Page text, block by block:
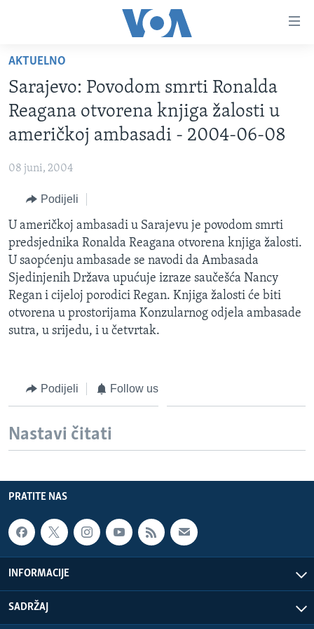
glavni
sadržaj
Pređi
na
glavnu
Idi
pretragu
VIDEO
FOTOGRAFIJE DANA
SJEDINJENE AMERIČKE DRŽAVE
BOSNA I HERCEGOVINA
SVIJET
NAUKA I TEHNOLOGIJA
SPECIJALNI PROJEKTI
KORUPCIJA
SLOBODA MEDIJA
ŽENSKA STRANA
IZBJEGLIČKA STRANA
MAGAZIN
Learning English
PRATITE NAS
Jezici
AKTUELNO
Sarajevo: Povodom smrti Ronalda
Reagana otvorena knjiga žalosti u
američkoj ambasadi - 2004-06-08
08 juni, 2004
Podijeli
U američkoj ambasadi u Sarajevu je povodom smrti
predsjednika Ronalda Reagana otvorena knjiga žalosti.
U saopćenju ambasade se navodi da Ambasada
Sjedinjenih Država upućuje izraze saučešća Nancy
Regan i cijeloj porodici Regan. Knjiga žalosti će biti
otvorena u prostorijama Konzularnog odjela ambasade
sutra, u srijedu, i u četvrtak.
Podijeli Follow us
Nastavi čitati
PRATITE NAS
INFORMACIJE
SADRŽAJ